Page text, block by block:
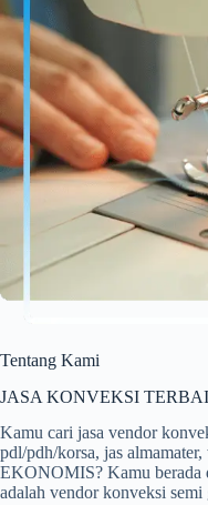
Tentang Kami
JASA KONVEKSI
Kamu cari jasa vendor
pdl/pdh/korsa, jas
EKONOMIS? Kamu berada
adalah vendor konveksi semi